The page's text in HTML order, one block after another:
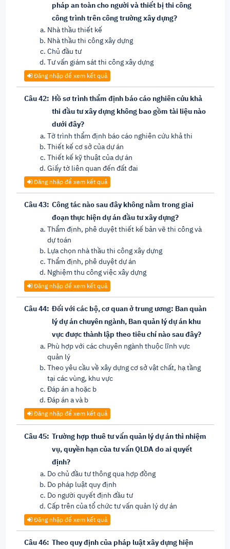
pháp an toàn cho người và thiết bị thi công
công trình trên công trường xây dựng?
Nhà thầu thiết kế
Nhà thầu thi công xây dựng
Chủ đầu tư
Tư vấn giám sát thi công xây dựng
Đăng nhập để xem kết quả
Câu 42: Hồ sơ trình thẩm định báo cáo nghiên cứu khả
thi đầu tư xây dựng không bao gồm tài liệu nào
dưới đây?
Tờ trình thẩm định báo cáo nghiên cứu khả thi
Thiết kế cơ sở của dự án
Thiết kế kỹ thuật của dự án
Giấy tờ liên quan đến đất đai
Đăng nhập để xem kết quả
Câu 43: Công tác nào sau đây không nằm trong giai
đoạn thực hiện dự án đầu tư xây dựng?
Thẩm định, phê duyệt thiết kế bản vẽ thi công và
dự toán
Lựa chọn nhà thầu thi công xây dựng
Thẩm định, phê duyệt dự án
Nghiệm thu công việc xây dựng
Đăng nhập để xem kết quả
Câu 44: Đối với các bộ, cơ quan ở trung ương: Ban quản
lý dự án chuyên ngành, Ban quản lý dự án khu
vực được thành lập theo tiêu chí nào sau đây?
Phù hợp với các chuyên ngành thuộc lĩnh vực
quản lý
Theo yêu cầu về xây dựng cơ sở vật chất, hạ tầng
tại các vùng, khu vực
Đáp án a hoặc b
Đáp án a và b
Đăng nhập để xem kết quả
Câu 45: Trường hợp thuê tư vấn quản lý dự án thì nhiệm
vụ, quyền hạn của tư vấn QLDA do ai quyết
định?
Do chủ đầu tư thông qua hợp đồng
Do pháp luật quy định
Do người quyết định đầu tư
Cấp trên của tổ chức tư vấn quản lý dự án
Đăng nhập để xem kết quả
Câu 46: Theo quy định của pháp luật xây dựng hiện